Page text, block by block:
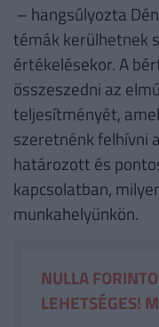
– hangsúlyozta
témák kerülhetnek
értékelésekor. A
összeszedni az
teljesítményét,
szeretnénk felhívni
határozott és
kapcsolatban,
munkahelyünkön.
NULLA
LEHETSÉGES!